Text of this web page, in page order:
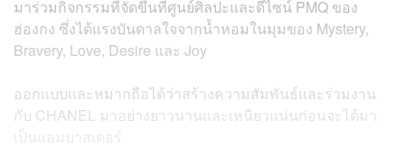
มาร่วมกิจกรรมที่จัดขึ้นที่ศูนย์ศิลปะและดีไซน์ PMQ ของ
ฮ่องกง ซึ่งได้แรงบันดาลใจจากน้ำหอมในมุมของ Mystery,
Bravery, Love, Desire และ Joy
ออกแบบและหมากถือได้ว่าสร้างความสัมพันธ์และร่วมงาน
กับ CHANEL มาอย่างยาวนานและเหนียวแน่นก่อนจะได้มา
เป็นแอมบาสเดอร์